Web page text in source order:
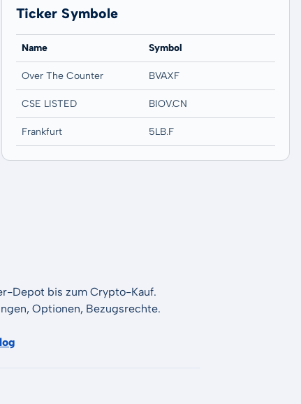
Ticker Symbole
Name Symbol
Over The Counter BVAXF
CSE LISTED BIOV.CN
Frankfurt 5LB.F
Depot bis zum Crypto-Kauf.
Optionen, Bezugsrechte.